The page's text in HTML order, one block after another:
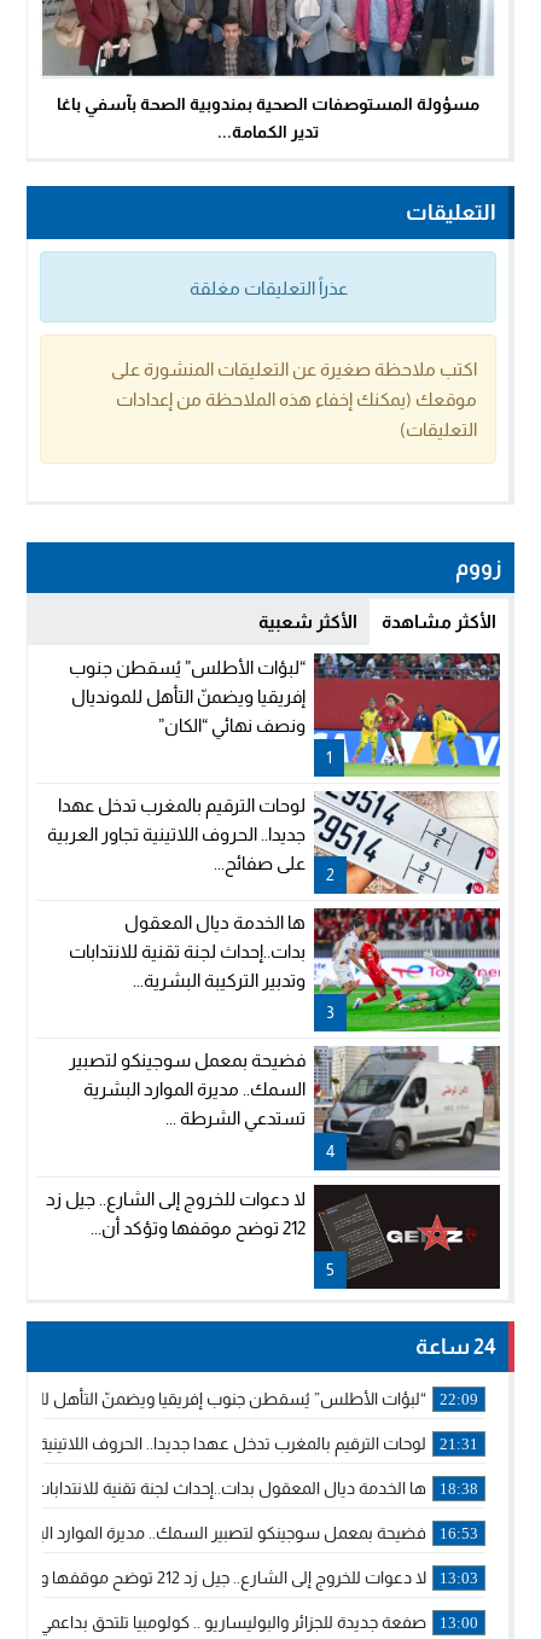
مسؤولة المستوصفات الصحية بمندوبية الصحة بآسفي باغا
تدير الكمامة...
التعليقات
عذراً التعليقات مغلقة
اكتب ملاحظة صغيرة عن التعليقات المنشورة على
موقعك (يمكنك إخفاء هذه الملاحظة من إعدادات
التعليقات)
زووم
الأكثر مشاهدة الأكثر شعبية
1
“لبؤات الأطلس” يُسقطن جنوب
إفريقيا ويضمنّ التأهل للمونديال
ونصف نهائي “الكان”
2
لوحات الترقيم بالمغرب تدخل عهدا
جديدا.. الحروف اللاتينية تجاور العربية
على صفائح...
3
ها الخدمة ديال المعقول
بدات..إحداث لجنة تقنية للانتدابات
وتدبير التركيبة البشرية...
4
فضيحة بمعمل سوجينكو لتصبير
السمك.. مديرة الموارد البشرية
تستدعي الشرطة ...
5
لا دعوات للخروج إلى الشارع.. جيل زد
212 توضح موقفها وتؤكد أن...
24 ساعة
22:09 “لبؤات الأطلس” يُسقطن جنوب إفريقيا ويضمنّ التأهل
21:31 لوحات الترقيم بالمغرب تدخل عهدا جديدا.. الحروف اللاتينية
18:38 ها الخدمة ديال المعقول بدات..إحداث لجنة تقنية للانتدابات
16:53 فضيحة بمعمل سوجينكو لتصبير السمك.. مديرة الموارد
13:03 لا دعوات للخروج إلى الشارع.. جيل زد 212 توضح موقفها وتؤكد أن المنشورات المنسوبة إليها لا تمثل موقفها الرسمي.
13:00 صفعة جديدة للجزائر والبوليساريو .. كولومبيا تلتحق بداعمي